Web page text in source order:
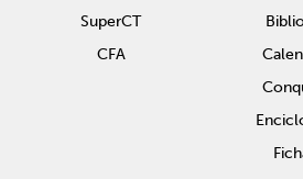
SuperCT
CFA